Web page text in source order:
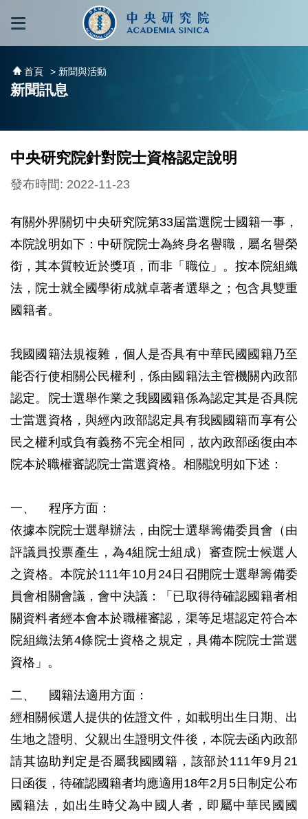
跳到主要內容區塊
首頁 > 新聞與活動
新聞訊息
中央研究院針對院士資格認定說明
發布時間: 2022-11-23
有關外界關切中央研究院第33屆當選院士國籍一事，
本院說明如下：中研院院士為終身名譽職，屬名譽榮
銜，其本質較近於獎項，而非「職位」。按本院組織
法，院士就全國學術成就卓著者選舉之；包含具雙重
國籍者。
我國國籍法規複雜，個人是否具有中華民國國籍乃至
能否行使相關公民權利，係由國籍法主管機關內政部
認定。院士選舉作業之我國國籍係為認定其是否具院
士當選資格，與經內政部認定具有我國國籍而享有公
民之權利或負有義務不完全相同，故內政部函復由本
院本於職權審認院士當選資格。相關說明如下述：
一、 程序方面：
依據本院院士選舉辦法，由院士選舉籌備委員會（由
評議員投票產生，為4組院士組成）審查院士候選人
之資格。本院於111年10月24日召開院士選舉籌備委
員會相關會議，會中決議：「已取得待確認國籍者相
關資料者經本會本於職權審認，渠等足堪認定符合本
院組織法第4條院士資格之規定，具備本院院士當選
資格」。
二、 國籍法適用方面：
經相關候選人提供的佐證文件，如載明出生日期、出
生地之證明、父親出生證明文件後，本院去函內政部
請其協助判定是否屬我國國籍，該部於111年9月21
日函復，待確認國籍者均應適用18年2月5日制定公布
國籍法，如出生時父為中國人者，即屬中華民國國